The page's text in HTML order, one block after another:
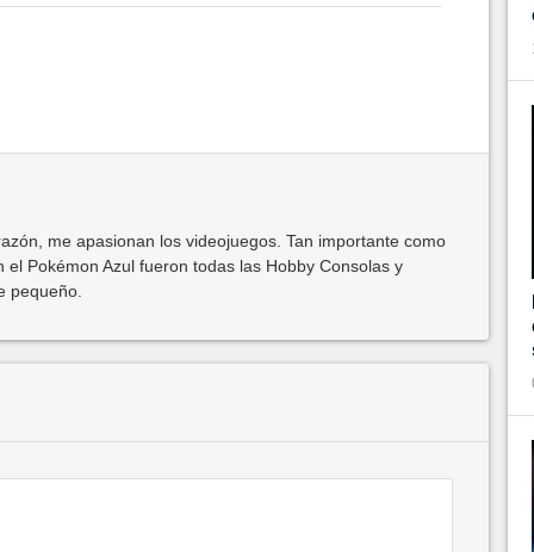
me apasionan los videojuegos. Tan importante como
el Pokémon Azul fueron todas las Hobby Consolas y
pequeño.